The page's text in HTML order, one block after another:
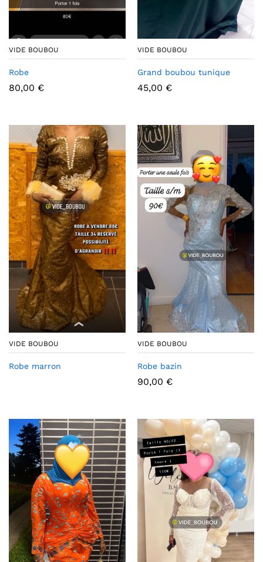
VIDE BOUBOU
Robe
80,00 €
VIDE BOUBOU
Grand boubou tunique
45,00 €
VIDE BOUBOU
Robe marron
VIDE BOUBOU
Robe bazin
90,00 €